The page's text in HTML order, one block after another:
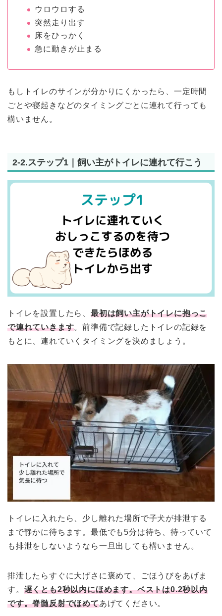
ウロウロする
突然走り出す
床をひっかく
急に動きが止まる
もしトイレのサインが分かりにくかったら、一定時間
ごとや寝起きなどのタイミングごとに連れて行っても
構いません。
2-2.ステップ1｜飼い主がトイレに連れて行こう
トイレを設置したら、 最初は飼い主がトイレに抱っこ
で連れていきます。前準備で記録したトイレの記録を
もとに、連れていくタイミングを決めましょう。
トイレに入れたら、少し離れた場所で子犬が排泄する
まで静かに待ちます。最低でも5分は待ち、待っていて
も排泄をしないようなら一旦出しても構いません。
排泄したらすぐに大げさに褒めて、ごほうびをあげま
す。 遅くとも2秒以内にほめます。ベストは0.2秒以内
です。脊髄反射でほめてあげてください。